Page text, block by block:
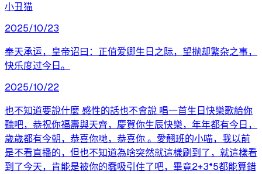
小丑猫
2025/10/23
奉天承运，皇帝诏曰：正值爱卿生日之际，望抛却繁杂之事，
快乐度过今日。
2025/10/22
也不知道要說什麼 感性的話也不會說 唱一首生日快樂歌給你
聽吧，恭祝你福壽與天齊，慶賀你生辰快樂，年年都有今日，
歲歲都有今朝，恭喜你哋，恭喜你 。愛翹班的小喵，我以前
是不看直播的，但也不知道為啥突然就這樣刷到了，就這樣看
到了今天，肯能是被你的蠢吸引住了吧，畢竟2+3*5都能算錯